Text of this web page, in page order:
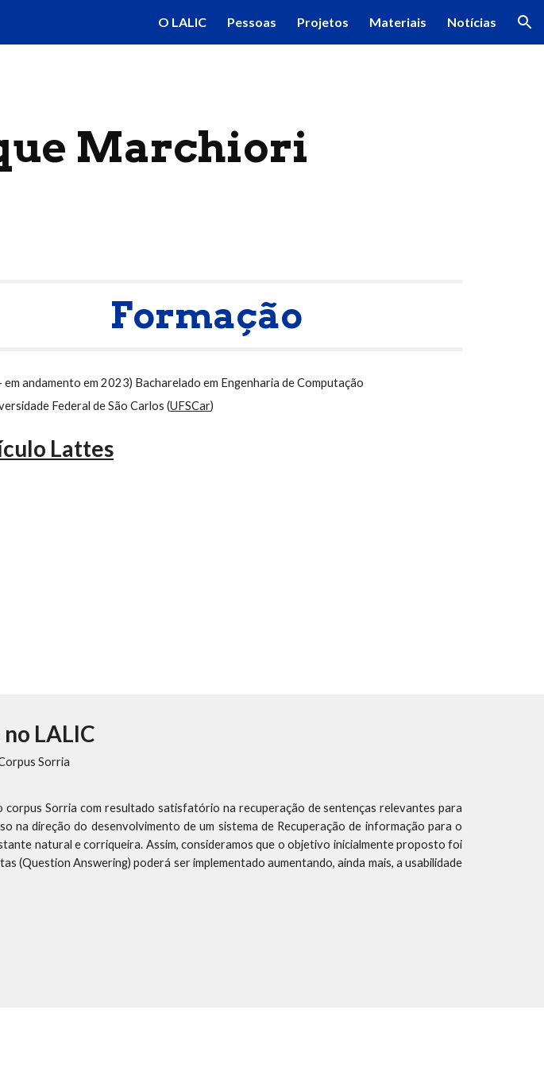
Skip to navigation
O LALIC Pessoas Projetos Materiais Notícias
Marchiori
Formação
andamento em 2023) Bacharelado em Engenharia de Computação
Federal de São Carlos (UFSCar)
Lattes
LALIC
Sorria
Sorria com resultado satisfatório na recuperação de sentenças relevantes para
na direção do desenvolvimento de um sistema de Recuperação de informação para o
natural e corriqueira. Assim, consideramos que o objetivo inicialmente proposto foi
(Question Answering) poderá ser implementado aumentando, ainda mais, a usabilidade